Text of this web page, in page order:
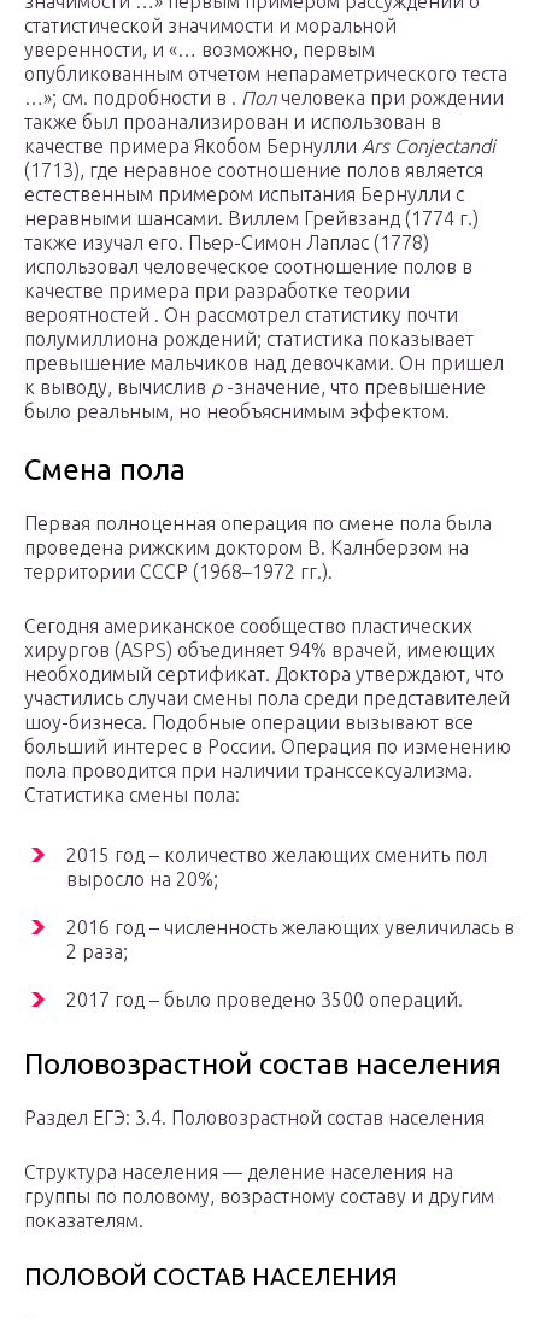
статистической значимости и моральной
уверенности, и «… возможно, первым
опубликованным отчетом непараметрического теста
…»; см. подробности в . Полчеловека при рождении
также был проанализирован и использован в
качестве примера Якобом Бернулли Ars Conjectandi
(1713), где неравное соотношение полов является
естественным примером испытания Бернулли с
неравными шансами. Виллем Грейвзанд (1774 г.)
также изучал его. Пьер-Симон Лаплас (1778)
использовал человеческое соотношение полов в
качестве примера при разработке теории
вероятностей . Он рассмотрел статистику почти
полумиллиона рождений; статистика показывает
превышение мальчиков над девочками. Он пришел
к выводу, вычислив p -значение, что превышение
было реальным, но необъяснимым эффектом.
Смена пола
Первая полноценная операция по смене пола была
проведена рижским доктором В. Калнберзом на
территории СССР (1968–1972 гг.).
Сегодня американское сообщество пластических
хирургов (ASPS) объединяет 94% врачей, имеющих
необходимый сертификат. Доктора утверждают, что
участились случаи смены пола среди представителей
шоу-бизнеса. Подобные операции вызывают все
больший интерес в России. Операция по изменению
пола проводится при наличии транссексуализма.
Статистика смены пола:
2015 год – количество желающих сменить пол
выросло на 20%;
2016 год – численность желающих увеличилась в
2 раза;
2017 год – было проведено 3500 операций.
Половозрастной состав населения
Раздел ЕГЭ: 3.4. Половозрастной состав населения
Структура населения — деление населения на
группы по половому, возрастному составу и другим
показателям.
ПОЛОВОЙ СОСТАВ НАСЕЛЕНИЯ